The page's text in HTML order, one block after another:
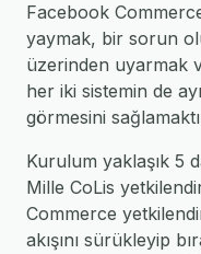
Facebook
yaymak, bir sorun
üzerinden uyarmak
her iki sistemin de
görmesini
Kurulum yaklaşık 5
Mille CoLis
Commerce
akışını sürükleyip